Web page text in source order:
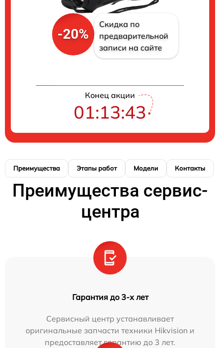
-20%
Скидка по
предварительной
записи на сайте
Конец акции
01:13:42
Преимущества Этапы работ Модели Контакты
Преимущества сервис-
центра
Гарантия до 3-х лет
Сервисный центр устанавливает
оригинальные запчасти техники Hikvision и
предоставляет гарантию до 3 лет.